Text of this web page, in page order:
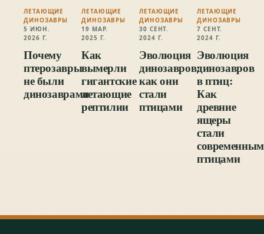
ЛЕТАЮЩИЕ
ДИНОЗАВРЫ
5 ИЮН.
2026 Г.
Почему
птерозавры
не были
динозаврами
ЛЕТАЮЩИЕ
ДИНОЗАВРЫ
19 МАР.
2025 Г.
Как
вымерли
гигантские
летающие
рептилии
ЛЕТАЮЩИЕ
ДИНОЗАВРЫ
30 СЕНТ.
2024 Г.
Эволюция
динозавров:
как они
стали
птицами
ЛЕТАЮЩИЕ
ДИНОЗАВРЫ
7 СЕНТ.
2024 Г.
Эволюция
динозавров
в птиц:
Как
древние
ящеры
стали
птицами